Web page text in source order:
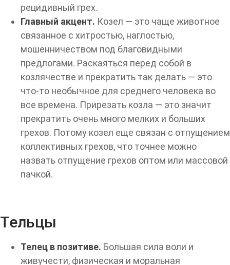
рецидивный грех.
Главный акцент. Козел — это чаще животное
связанное с хитростью, наглостью,
мошенничеством под благовидными
предлогами. Раскаяться перед собой в
козлячестве и прекратить так делать — это
что-то необычное для среднего человека во
все времена. Прирезать козла — это значит
прекратить очень много мелких и больших
грехов. Потому козел еще связан с отпущением
коллективных грехов, что точнее можно
назвать отпущение грехов оптом или массовой
пачкой.
Тельцы
Телец в позитиве. Большая сила воли и
живучести, физическая и моральная